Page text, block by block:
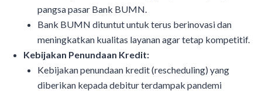
pangsa pasar Bank BUMN.
Bank BUMN dituntut untuk terus berinovasi dan
meningkatkan kualitas layanan agar tetap kompetitif.
Kebijakan Penundaan Kredit:
Kebijakan penundaan kredit (rescheduling) yang
diberikan kepada debitur terdampak pandemi